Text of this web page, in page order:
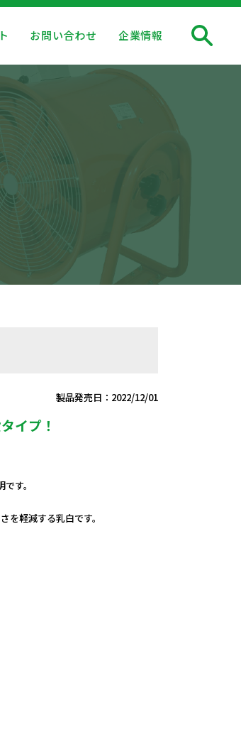
お問い合わせ 企業情報
製品発売日：2022/12/01
イプ！
す。
を軽減する乳白です。